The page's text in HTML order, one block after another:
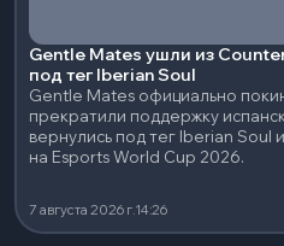
Gentle Mates ушли из
под тег Iberian Soul
Gentle Mates официально
прекратили поддержку
вернулись под тег Iberian Soul
на Esports World Cup 2026.
7 августа 2026 г.14:26